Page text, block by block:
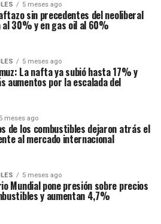
5 meses ago
sin precedentes del neoliberal
al 30% y en gas oil al 60%
5 meses ago
La nafta ya subió hasta 17% y
aumentos por la escalada del
5 meses ago
de los combustibles dejaron atrás el
al mercado internacional
5 meses ago
Mundial pone presión sobre precios
y aumentan 4,7%